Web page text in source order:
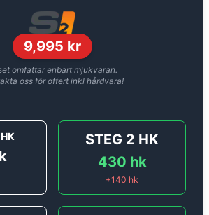
9,995 kr
omfattar enbart mjukvaran.
oss för offert inkl hårdvara!
STEG 2 HK
430 hk
+140 hk